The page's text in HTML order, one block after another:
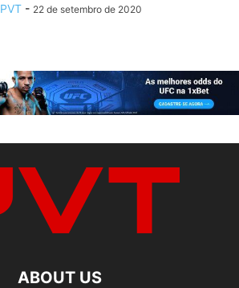
PVT - 22 de setembro de 2020
ABOUT US